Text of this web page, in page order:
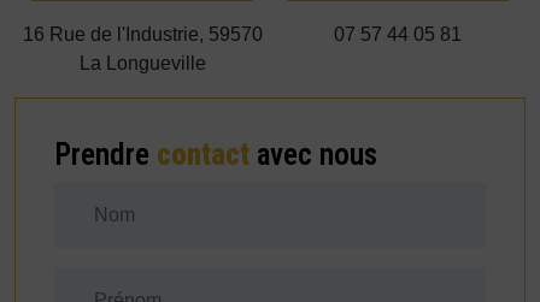
16 Rue de l'Industrie, 59570
La Longueville
07 57 44 05 81
Prendre contact avec nous